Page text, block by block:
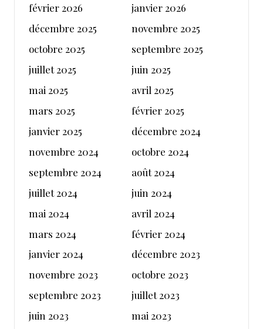
février 2026
janvier 2026
décembre 2025
novembre 2025
octobre 2025
septembre 2025
juillet 2025
juin 2025
mai 2025
avril 2025
mars 2025
février 2025
janvier 2025
décembre 2024
novembre 2024
octobre 2024
septembre 2024
août 2024
juillet 2024
juin 2024
mai 2024
avril 2024
mars 2024
février 2024
janvier 2024
décembre 2023
novembre 2023
octobre 2023
septembre 2023
juillet 2023
juin 2023
mai 2023